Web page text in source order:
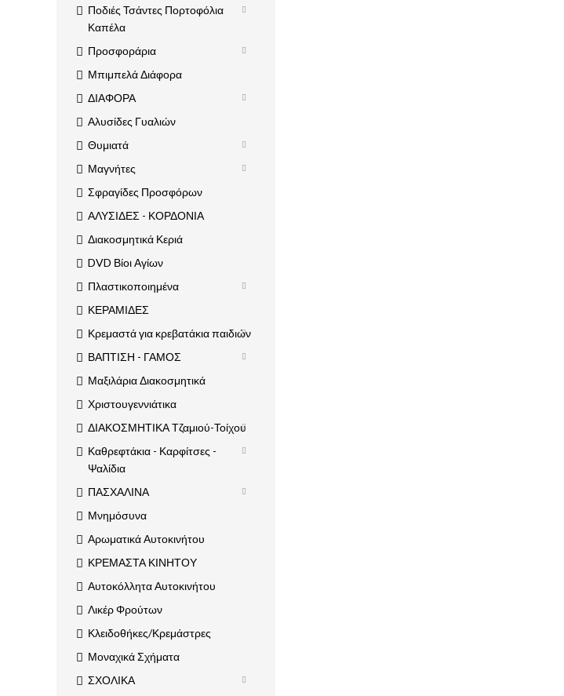
Ποδιές Τσάντες Πορτοφόλια
Καπέλα
Προσφοράρια
Μπιμπελά Διάφορα
ΔΙΑΦΟΡΑ
Αλυσίδες Γυαλιών
Θυμιατά
Μαγνήτες
Σφραγίδες Προσφόρων
ΑΛΥΣΙΔΕΣ - ΚΟΡΔΟΝΙΑ
Διακοσμητικά Κεριά
DVD Βίοι Αγίων
Πλαστικοποιημένα
ΚΕΡΑΜΙΔΕΣ
Κρεμαστά για κρεβατάκια παιδιών
ΒΑΠΤΙΣΗ - ΓΑΜΟΣ
Μαξιλάρια Διακοσμητικά
Χριστουγεννιάτικα
ΔΙΑΚΟΣΜΗΤΙΚΑ Τζαμιού-Τοίχου
Καθρεφτάκια - Καρφίτσες -
Ψαλίδια
ΠΑΣΧΑΛΙΝΑ
Μνημόσυνα
Αρωματικά Αυτοκινήτου
ΚΡΕΜΑΣΤΑ ΚΙΝΗΤΟΥ
Αυτοκόλλητα Αυτοκινήτου
Λικέρ Φρούτων
Κλειδοθήκες/Κρεμάστρες
Μοναχικά Σχήματα
ΣΧΟΛΙΚΑ